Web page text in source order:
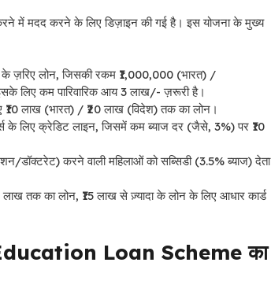
करने में मदद करने के लिए डिज़ाइन की गई है। इस योजना के मुख्य
ज़रिए लोन, जिसकी रकम ₹1,000,000 (भारत) /
लिए कम पारिवारिक आय 3 लाख/- ज़रूरी है।
लाख (भारत) / ₹20 लाख (विदेश) तक का लोन।
के लिए क्रेडिट लाइन, जिसमें कम ब्याज दर (जैसे, 3%) पर ₹10
डॉक्टरेट) करने वाली महिलाओं को सब्सिडी (3.5% ब्याज) देता
लाख तक का लोन, ₹15 लाख से ज़्यादा के लोन के लिए आधार कार्ड
Education Loan Scheme का